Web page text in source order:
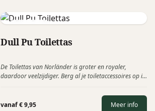
Norländer
Dull Pu Toilettas
De Toilettas van Norländer is groter en royaler,
daardoor veelzijdiger. Berg al je toiletaccessoires op in
vanaf € 9,95 Meer info